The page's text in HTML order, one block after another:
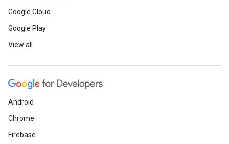
Google Cloud
Google Play
View all
Android
Chrome
Firebase